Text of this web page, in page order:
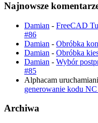
Najnowsze
Damian - FreeCAD
#86
Damian - Obróbka
Damian - Obróbka
Damian - Wybór
#85
Alphacam
generowanie kodu
Archiwa